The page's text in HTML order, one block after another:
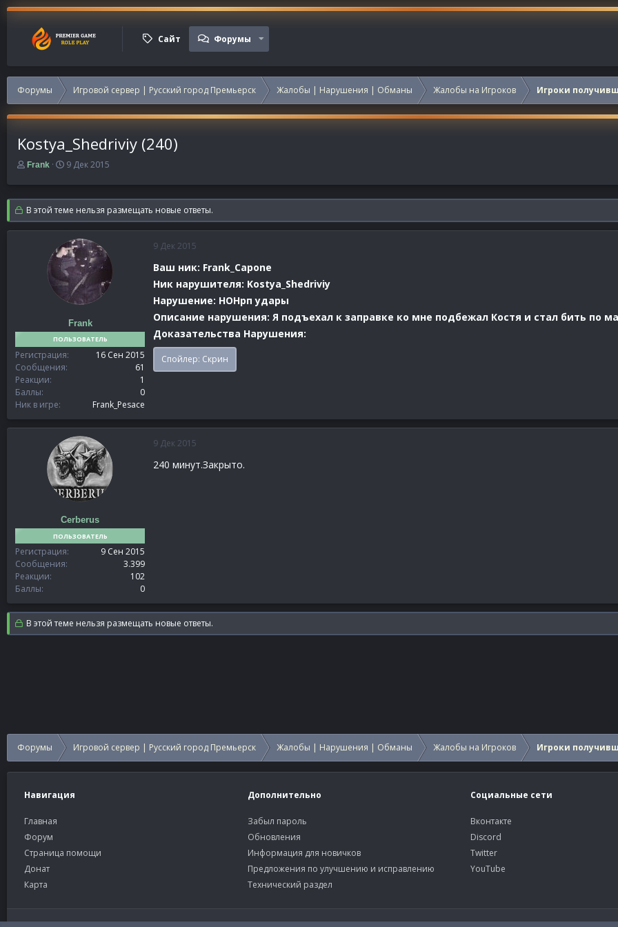
Сайт Форумы
Форумы Игровой сервер | Русский город Премьерск Жалобы | Нарушения | Обманы Жалобы на Игроков Игроки
Kostya_Shedriviy (240)
А
т
о
р
т
Frank
Д
т
а
н
а
ч
а
л
а
9 Дек 2015
В этой теме нельзя размещать новые ответы.
Frank
ПОЛЬЗОВАТЕЛЬ
Регистрация
16 Сен 2015
Сообщения
61
Реакции
1
Баллы
0
Ник в игре
Frank_Pesace
9 Дек 2015
Ваш ник: Frank_Capone
Ник нарушителя: Kostya_Shedriviy
Нарушение: НОНрп удары
Описание нарушения: Я подъехал к заправке ко мне подбежал Костя и стал бить по
Доказательства Нарушения:
Спойлер: Скрин
Cerberus
ПОЛЬЗОВАТЕЛЬ
Регистрация
9 Сен 2015
Сообщения
3.399
Реакции
102
Баллы
0
9 Дек 2015
240 минут.Закрыто.
В этой теме нельзя размещать новые ответы.
Форумы Игровой сервер | Русский город Премьерск Жалобы | Нарушения | Обманы Жалобы на Игроков Игроки
Навигация
Главная
Форум
Страница помощи
Донат
Карта
Дополнительно
Забыл пароль
Обновления
Информация для новичков
Предложения по улучшению и исправлению
Технический раздел
Социальные сети
Вконтакте
Discord
Twitter
YouTube